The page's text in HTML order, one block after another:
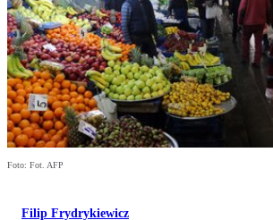
Foto: Fot. AFP
Filip Frydrykiewicz